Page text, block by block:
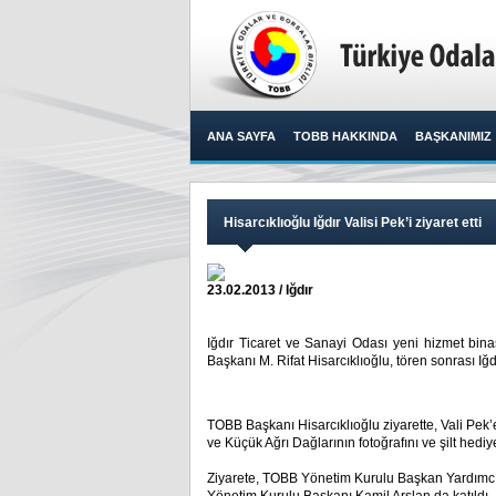
ANA SAYFA TOBB HAKKINDA BAŞKANIMIZ
​Hisarcıklıoğlu Iğdır Valisi Pek’i ziyaret etti
23.02.2013 / Iğdır
​Iğdır Ticaret ve Sanayi Odası yeni hizmet
Başkanı M. Rifat Hisarcıklıoğlu, tören sonrası
TOBB Başkanı Hisarcıklıoğlu ziyarette, Vali
ve Küçük Ağrı Dağlarının fotoğrafını ve şilt
Ziyarete, TOBB Yönetim Kurulu Başkan